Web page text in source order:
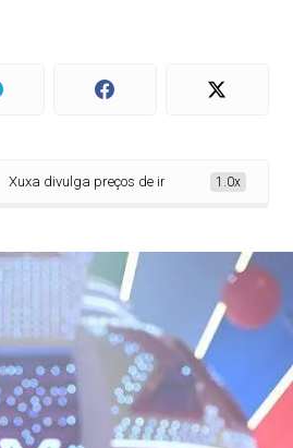
Xuxa divulga preços de ingressos da turnê de
1.0x